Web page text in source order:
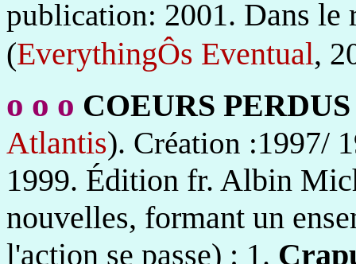
publication: 2001. Dans
(EverythingÔs Eventual,
o o o COEURS
Atlantis). Création :1997/
1999. Édition fr. Albin
nouvelles, formant un
l'action se passe) : 1.